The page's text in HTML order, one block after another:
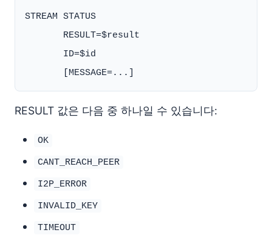
STREAM STATUS
       RESULT=$result
       ID=$id
RESULT 값은 다음 중 하나일 수 있습니다:
OK
CANT_REACH_PEER
I2P_ERROR
INVALID_KEY
TIMEOUT